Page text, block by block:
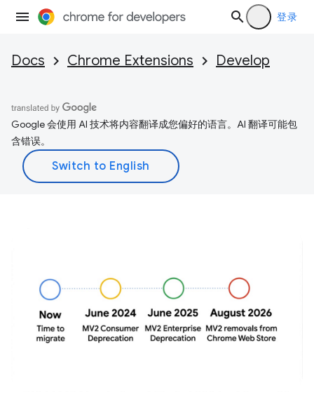
登录
Docs Chrome Extensions Develop
Google 会使用 AI 技术将内容翻译成您偏好的语言。AI 翻译可能包
含错误。